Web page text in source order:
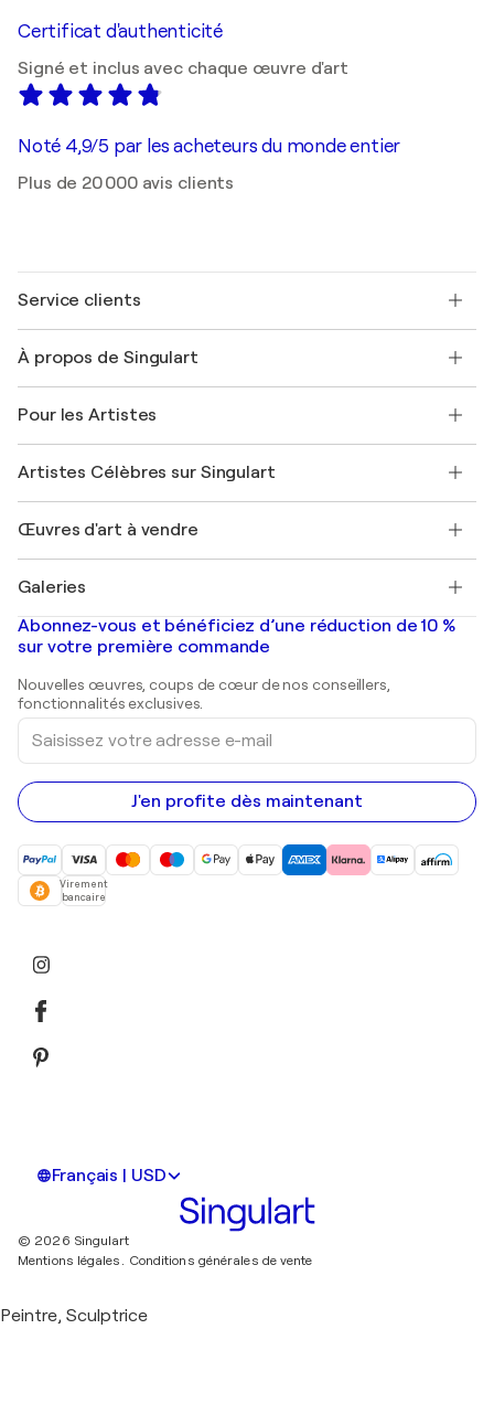
Certificat d'authenticité
Signé et inclus avec chaque œuvre d'art
Noté 4,9/5 par les acheteurs du monde entier
Plus de 20 000 avis clients
Service clients
Expédition
Offrir une carte cadeau
Rejoignez notre programme commercial
Mon compte
+33 1 76 44 06 42
À propos de Singulart
FAQ
Magazine Singulart
Emplois
Découvrez une sélection d'art original
Pour les Artistes
Se connecter en tant qu'Artiste
Artistes Célèbres sur Singulart
Marc Chagall
Banksy
Mr. Brainwash
Shepard Fairey
Œuvres d'art à vendre
Tableaux abstraits à vendre
Peintures de paysage
Estampes
Peintures acryliques
Galeries
Galeries d'art en France
Galeries d'art en Belgique
Abonnez-vous et bénéficiez d’une réduction de 10 %
sur votre première commande
Nouvelles œuvres, coups de cœur de nos conseillers,
fonctionnalités exclusives.
Saisissez
votre
adresse
e-
mail
J'en profite dès maintenant
Virement
bancaire
Français | USD
© 2026 Singulart
Mentions légales.
Conditions générales de vente
Peintre, Sculptrice